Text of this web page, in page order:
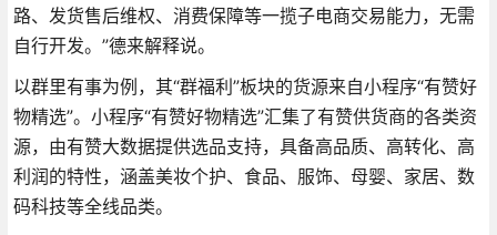
路、发货售后维权、消费保障等一揽子电商交易能力，无需
自行开发。”德来解释说。
以群里有事为例，其“群福利”板块的货源来自小程序“有赞好
物精选”。小程序“有赞好物精选”汇集了有赞供货商的各类资
源，由有赞大数据提供选品支持，具备高品质、高转化、高
利润的特性，涵盖美妆个护、食品、服饰、母婴、家居、数
码科技等全线品类。